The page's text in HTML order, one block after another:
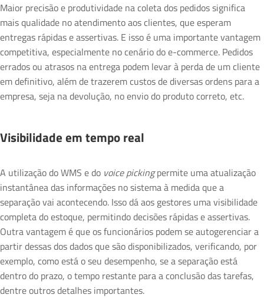
Maior precisão e produtividade na coleta dos pedidos significa
mais qualidade no atendimento aos clientes, que esperam
entregas rápidas e assertivas. E isso é uma importante vantagem
competitiva, especialmente no cenário do e-commerce. Pedidos
errados ou atrasos na entrega podem levar à perda de um cliente
em definitivo, além de trazerem custos de diversas ordens para a
empresa, seja na devolução, no envio do produto correto, etc.
Visibilidade em tempo real
A utilização do WMS e do voice pickingpermite uma atualização
instantânea das informações no sistema à medida que a
separação vai acontecendo. Isso dá aos gestores uma visibilidade
completa do estoque, permitindo decisões rápidas e assertivas.
Outra vantagem é que os funcionários podem se autogerenciar a
partir dessas dos dados que são disponibilizados, verificando, por
exemplo, como está o seu desempenho, se a separação está
dentro do prazo, o tempo restante para a conclusão das tarefas,
dentre outros detalhes importantes.